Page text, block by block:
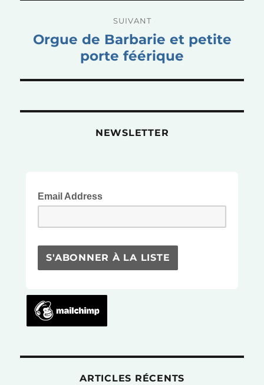
SUIVANT
Publication
suivante :
Orgue de Barbarie et petite
porte féérique
NEWSLETTER
Email Address
ARTICLES RÉCENTS